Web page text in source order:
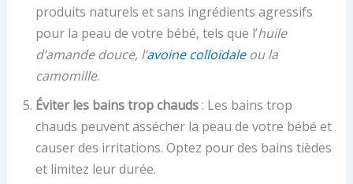
produits naturels et sans ingrédients agressifs
pour la peau de votre bébé, tels que l’huile
d’amande douce, l’avoine colloïdaleou la
camomille.
Éviter les bains trop chauds : Les bains trop
chauds peuvent assécher la peau de votre bébé et
causer des irritations. Optez pour des bains tièdes
et limitez leur durée.